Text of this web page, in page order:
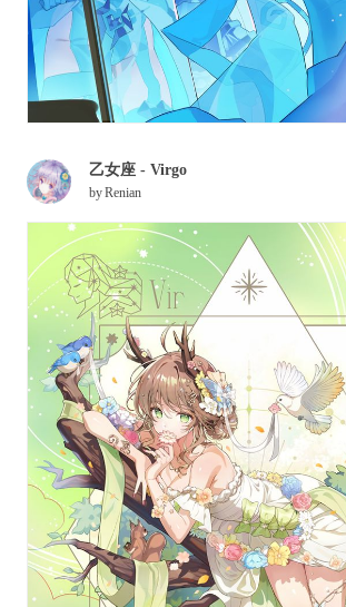
乙女座 - Virgo
byRenian